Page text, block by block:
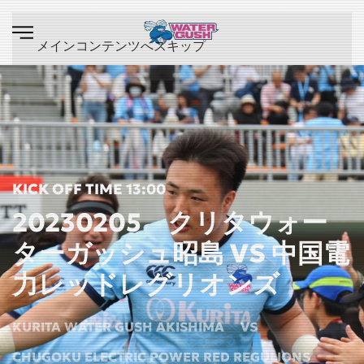
メインコンテンツへスキップ
KICK OFF TIME 13:00
20230205 クリタウォー
ターガッシュ昭島 VS 中国電
力レッドレグリオンズ
KURITA WATER GUSH AKISHIMA
VS
CHUGOKU ELECTRIC POWER RED REGULIONS